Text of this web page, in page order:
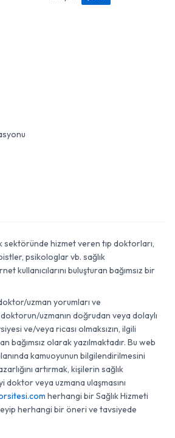
sektöründe hizmet veren tıp doktorları,
psikologlar vb. sağlık
kullanıcılarını buluşturan bağımsız bir
uzman yorumları ve
uzmanın doğrudan veya dolaylı
ve/veya ricası olmaksızın, ilgili
bağımsız olarak yazılmaktadır. Bu web
kamuoyunun bilgilendirilmesini
artırmak, kişilerin sağlık
doktor veya uzmana ulaşmasını
herhangi bir Sağlık Hizmeti
herhangi bir öneri ve tavsiyede